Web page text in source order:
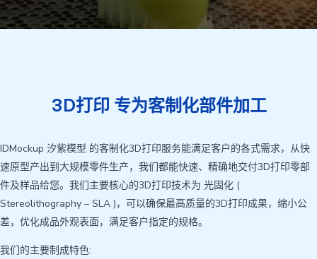
3D打印 专为客制化部件加工
IDMockup 汐紫模型 的客制化3D打印服务能满足客户的各式需求，从快
速原型产出到大规模零件生产，我们都能快速、精确地交付3D打印零部
件及样品给您。我们主要核心的3D打印技术为 光固化 (
Stereolithography – SLA )，可以确保最高质量的3D打印成果，缩小公
差，优化成品外观表面，满足客户指定的规格。
我们的主要制成特色: